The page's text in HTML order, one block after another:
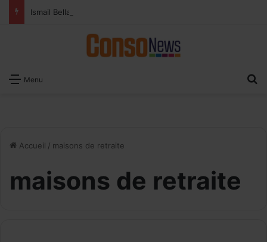
Menu
Accueil / maisons de retraite
maisons de retraite